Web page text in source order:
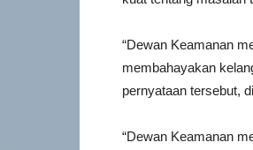
“Dewan Keamanan
membahayakan
pernyataan tersebut,
“Dewan Keamanan